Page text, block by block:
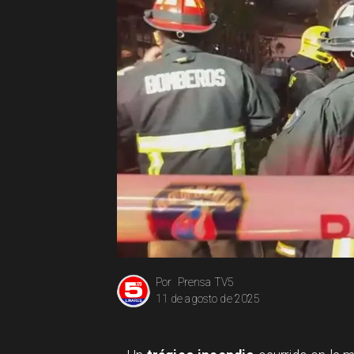
Prensa TV5
Por
11 de agosto de 2025